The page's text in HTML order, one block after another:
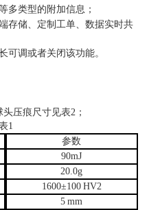
多类型的附加信息；
存储、定制工单、数据实时共
可调或者关闭该功能。
头压痕尺寸见表2；
1
参数
90mJ
20.0g
1600±100 HV2
5 mm